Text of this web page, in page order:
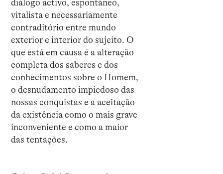
diálogo activo, espontâneo,
vitalista e necessariamente
contraditório entre mundo
exterior e interior do sujeito. O
que está em causa é a alteração
completa dos saberes e dos
conhecimentos sobre o Homem,
o desnudamento impiedoso das
nossas conquistas e a aceitação
da existência como o mais grave
inconveniente e como a maior
das tentações.